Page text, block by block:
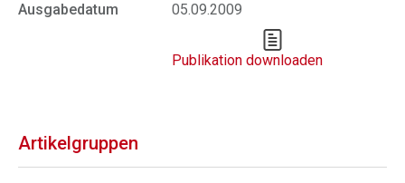
Ausgabedatum
05.09.2009
Publikation downloaden
Artikelgruppen